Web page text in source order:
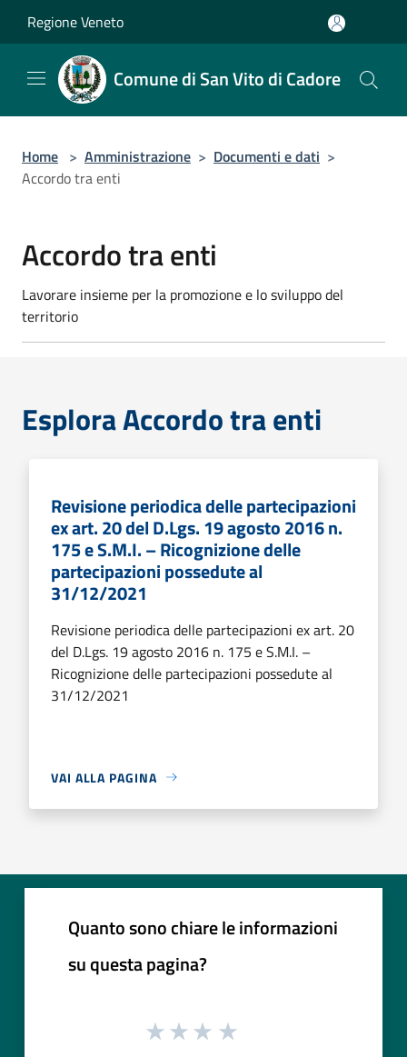
Regione Veneto
Comune di San Vito di Cadore
Home > Amministrazione > Documenti e dati >
Accordo tra enti
Accordo tra enti
Lavorare insieme per la promozione e lo sviluppo del
territorio
Esplora Accordo tra enti
Revisione periodica delle partecipazioni
ex art. 20 del D.Lgs. 19 agosto 2016 n.
175 e S.M.I. – Ricognizione delle
partecipazioni possedute al
31/12/2021
Revisione periodica delle partecipazioni ex art. 20
del D.Lgs. 19 agosto 2016 n. 175 e S.M.I. –
Ricognizione delle partecipazioni possedute al
31/12/2021
VAI ALLA PAGINA
Quanto sono chiare le informazioni
su questa pagina?